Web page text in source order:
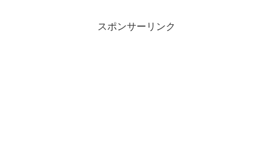
スポンサーリンク